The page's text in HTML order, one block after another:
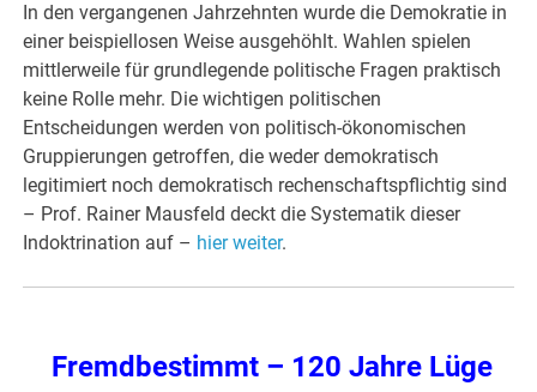
In den vergangenen Jahrzehnten wurde die Demokratie in
einer beispiellosen Weise ausgehöhlt. Wahlen spielen
mittlerweile für grundlegende politische Fragen praktisch
keine Rolle mehr. Die wichtigen politischen
Entscheidungen werden von politisch-ökonomischen
Gruppierungen getroffen, die weder demokratisch
legitimiert noch demokratisch rechenschaftspflichtig sind
– Prof. Rainer Mausfeld deckt die Systematik dieser
Indoktrination auf – hier weiter.
Fremdbestimmt – 120 Jahre Lüge